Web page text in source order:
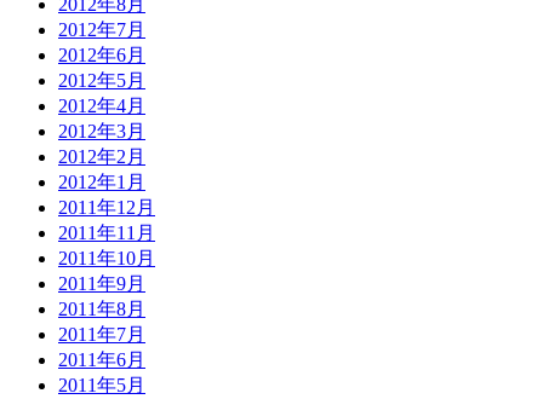
2012年8月
2012年7月
2012年6月
2012年5月
2012年4月
2012年3月
2012年2月
2012年1月
2011年12月
2011年11月
2011年10月
2011年9月
2011年8月
2011年7月
2011年6月
2011年5月